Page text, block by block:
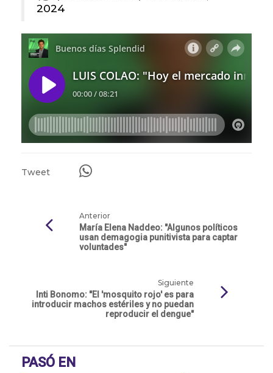
2024
Tweet
Anterior
María Elena Naddeo: "Algunos políticos
usan demagogia punitivista para captar
voluntades"
Siguiente
Inti Bonomo: "El 'mosquito rojo' es para
introducir machos estériles y no puedan
reproducir el dengue"
PASÓ EN